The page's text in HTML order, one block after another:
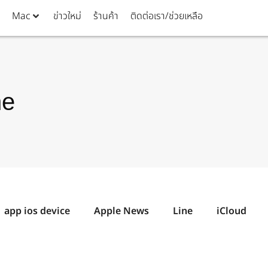
Mac ข่าวใหม่ ร้านค้า ติดต่อเรา/ช่วยเหลือ
app ios device Apple News Line iCloud